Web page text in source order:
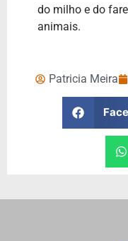
do milho e do
animais.
Patricia Meira